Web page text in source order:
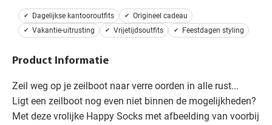
Dagelijkse kantooroutfits
Origineel cadeau
Vakantie-uitrusting
Vrijetijdsoutfits Feestdagen styling
Product Informatie
Zeil weg op je zeilboot naar verre oorden in alle rust...
Ligt een zeilboot nog even niet binnen de mogelijkheden?
Met deze vrolijke Happy Socks met afbeelding van voorbij